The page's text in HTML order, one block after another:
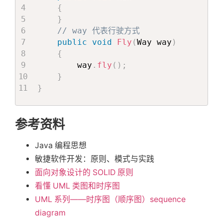
{
}
// way 代表行驶方式
public
void Fly (Way way )
{
        way
. fly ( ) ;
}
}
参考资料
Java 编程思想
敏捷软件开发：原则、模式与实践
面向对象设计的 SOLID 原则
看懂 UML 类图和时序图
UML 系列——时序图（顺序图）sequence
diagram